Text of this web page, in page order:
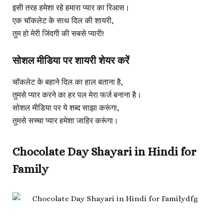
इसी तरह हमेशा रहे हमारा प्यार का रिआस।
एक चॉकलेट के साथ दिल की शायरी,
तुम हो मेरी जिंदगी की सबसे प्यारी!
सोशल मीडिया पर शायरी शेयर करें
चॉकलेट के बहाने दिल का हाल बताना है,
तुमसे प्यार करने का हर पल मेरा फर्ज बनाना है।
सोशल मीडिया पर ये शब्द साझा करूंगा,
तुमसे सच्चा प्यार हमेशा जाहिर करूंगा।
Chocolate Day Shayari in Hindi for
Family